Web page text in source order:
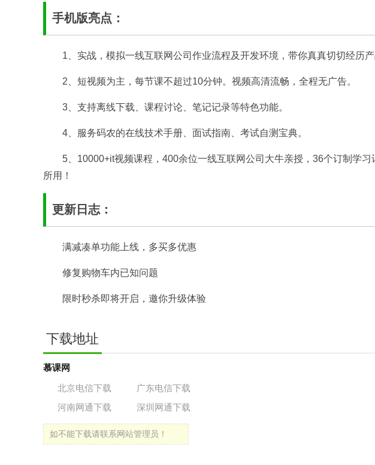
手机版亮点：
1、实战，模拟一线互联网公司作业流程及开发环境，带你真真切切经历产
2、短视频为主，每节课不超过10分钟。视频高清流畅，全程无广告。
3、支持离线下载、课程讨论、笔记记录等特色功能。
4、服务码农的在线技术手册、面试指南、考试自测宝典。
5、10000+it视频课程，400余位一线互联网公司大牛亲授，36个订制学
所用！
更新日志：
满减凑单功能上线，多买多优惠
修复购物车内已知问题
限时秒杀即将开启，邀你升级体验
下载地址
慕课网
北京电信下载
广东电信下载
河南网通下载
深圳网通下载
如不能下载请联系网站管理员！